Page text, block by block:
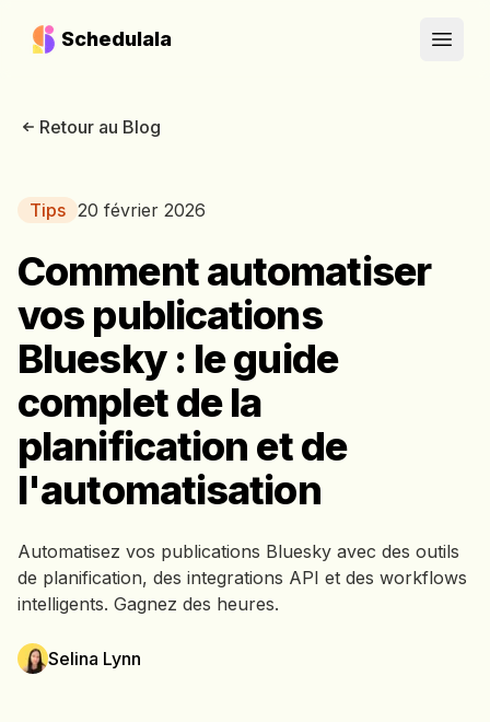
Schedulala
Open
Retour au Blog
Tips 20 février 2026
Comment automatiser
vos publications
Bluesky : le guide
complet de la
planification et de
l'automatisation
Automatisez vos publications Bluesky avec des outils
de planification, des integrations API et des workflows
intelligents. Gagnez des heures.
Selina Lynn